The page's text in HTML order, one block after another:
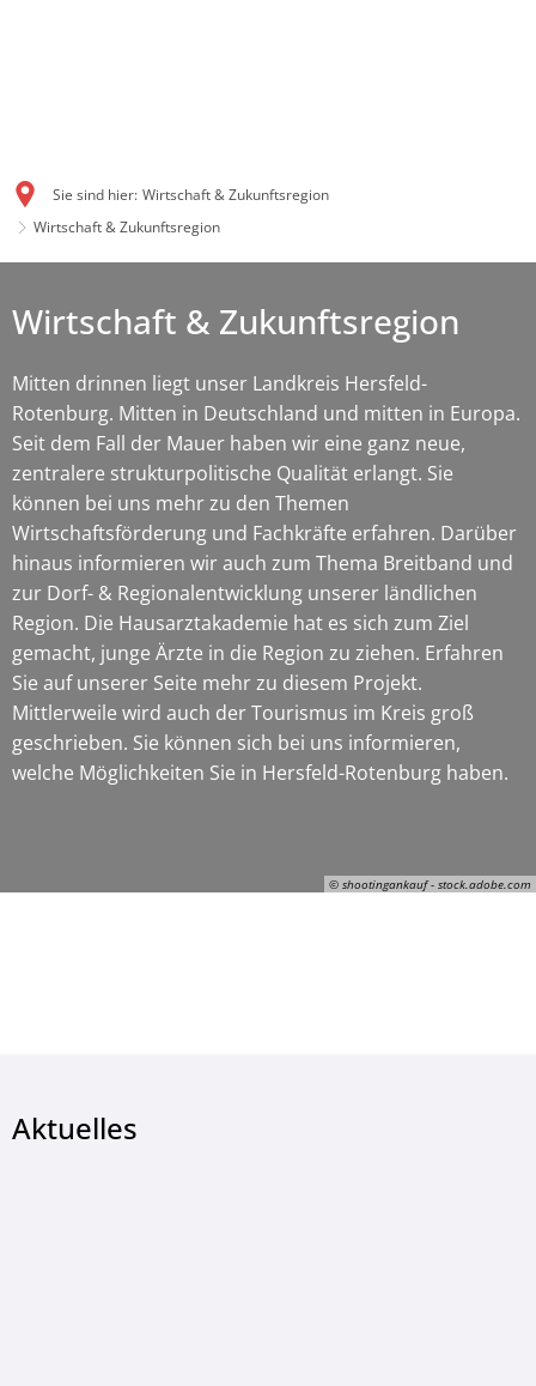
Sie sind hier: Wirtschaft & Zukunftsregion
Wirtschaft & Zukunftsregion
© shootingankauf - stock.adobe.com
Wirtschaft & Zukunftsregion
Mitten drinnen liegt unser Landkreis Hersfeld-
Rotenburg. Mitten in Deutschland und mitten in Europa.
Seit dem Fall der Mauer haben wir eine ganz neue,
zentralere strukturpolitische Qualität erlangt. Sie
können bei uns mehr zu den Themen
Wirtschaftsförderung und Fachkräfte erfahren. Darüber
hinaus informieren wir auch zum Thema Breitband und
zur Dorf- & Regionalentwicklung unserer ländlichen
Region. Die Hausarztakademie hat es sich zum Ziel
gemacht, junge Ärzte in die Region zu ziehen. Erfahren
Sie auf unserer Seite mehr zu diesem Projekt.
Mittlerweile wird auch der Tourismus im Kreis groß
geschrieben. Sie können sich bei uns informieren,
welche Möglichkeiten Sie in Hersfeld-Rotenburg haben.
Aktuelles